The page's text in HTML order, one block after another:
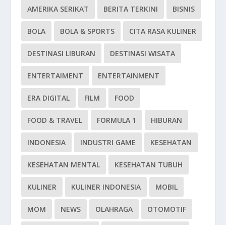
AMERIKA SERIKAT BERITA TERKINI BISNIS
BOLA BOLA & SPORTS CITA RASA KULINER
DESTINASI LIBURAN DESTINASI WISATA
ENTERTAIMENT ENTERTAINMENT
ERA DIGITAL FILM FOOD
FOOD & TRAVEL FORMULA 1 HIBURAN
INDONESIA INDUSTRI GAME KESEHATAN
KESEHATAN MENTAL KESEHATAN TUBUH
KULINER KULINER INDONESIA MOBIL
MOM NEWS OLAHRAGA OTOMOTIF